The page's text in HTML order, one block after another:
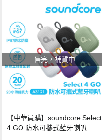
售完，補貨中
【中華員購】soundcore Select
4 GO 防水可攜式藍牙喇叭